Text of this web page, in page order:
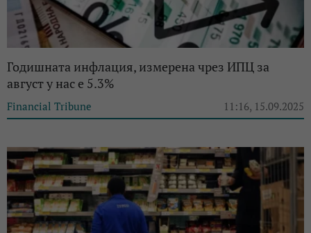
Годишната инфлация, измерена чрез ИПЦ за
август у нас е 5.3%
Financial Tribune 11:16, 15.09.2025